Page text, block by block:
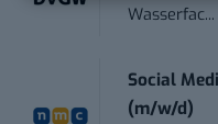
Wasserfac...
Social
(m/w/d)